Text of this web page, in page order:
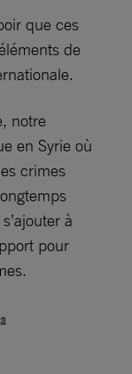
que ces
de
notre
en Syrie où
crimes
à
pour